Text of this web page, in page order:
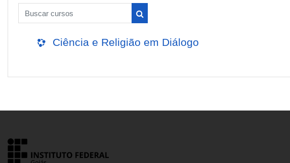
Buscar cursos
Ciência e Religião em Diálogo